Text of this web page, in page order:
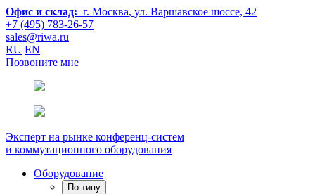
Офис и склад: г. Москва, ул. Варшавское шоссе, 42
+7 (495) 783-26-57
sales@riwa.ru
RU EN
Позвоните мне
Эксперт на рынке конференц-систем
и коммутационного оборудования
Оборудование
По типу